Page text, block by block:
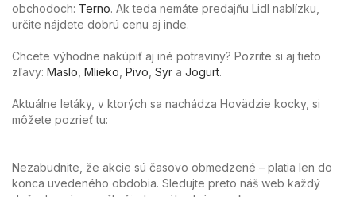
obchodoch: Terno. Ak teda nemáte predajňu Lidl nablízku,
určite nájdete dobrú cenu aj inde.
Chcete výhodne nakúpiť aj iné potraviny? Pozrite si aj tieto
zľavy: Maslo Mlieko Pivo Syr a Jogurt.
Aktuálne letáky, v ktorých sa nachádza Hovädzie kocky, si
môžete pozrieť tu:
Nezabudnite, že akcie sú časovo obmedzené – platia len do
konca uvedeného obdobia. Sledujte preto náš web každý